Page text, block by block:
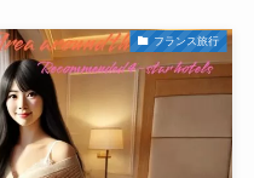
フランス旅行